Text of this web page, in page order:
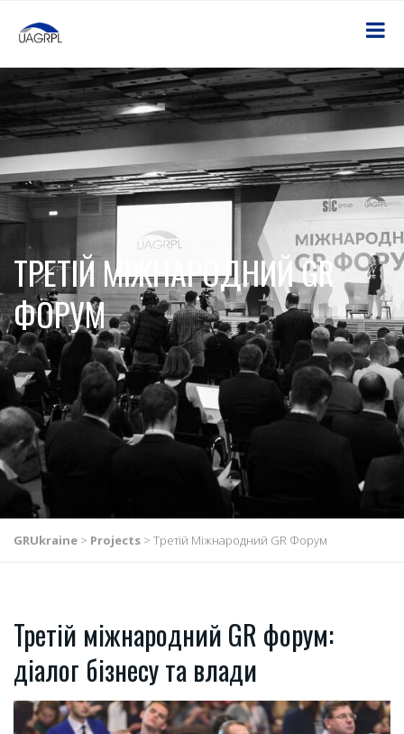
ТРЕТІЙ МІЖНАРОДНИЙ GR
ФОРУМ
GRUkraine > Projects > Третій Міжнародний GR Форум
Третій міжнародний GR форум:
діалог бізнесу та влади